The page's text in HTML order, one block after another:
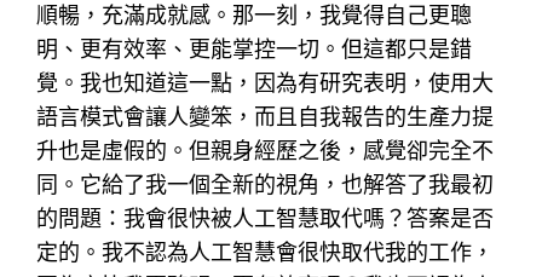
順暢，充滿成就感。那一刻，我覺得自己更聰
明、更有效率、更能掌控一切。但這都只是錯
覺。我也知道這一點，因為有研究表明，使用大
語言模式會讓人變笨，而且自我報告的生產力提
升也是虛假的。但親身經歷之後，感覺卻完全不
同。它給了我一個全新的視角，也解答了我最初
的問題：我會很快被人工智慧取代嗎？答案是否
定的。我不認為人工智慧會很快取代我的工作，